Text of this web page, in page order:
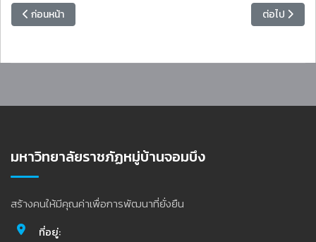
เนื้อหาก่อนหน้า: ขอแสดงความยินดี ผศ.ดร.ชัชวาล แอร่มหล้า รองอธิการ
ก่อนหน้า เนื้อหาถัดไป
ต่อไป
มหาวิทยาลัยราชภัฏหมู่บ้านจอมบึง
สร้างคนให้มีคุณค่าเพื่อการพัฒนาที่ยั่งยืน
ที่อยู่: